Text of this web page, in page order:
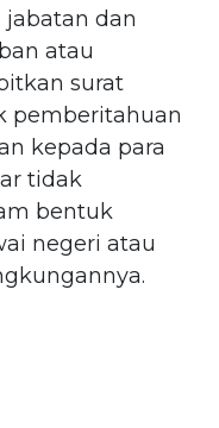
dan
atau
surat
pemberitahuan
kepada para
tidak
bentuk
negeri atau